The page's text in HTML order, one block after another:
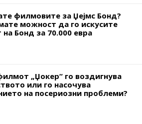
филмовите за Џејмс Бонд?
можност да го искусите
на Бонд за 70.000 евра
„Џокер“ го воздигнува
или го насочува
на посериозни проблеми?